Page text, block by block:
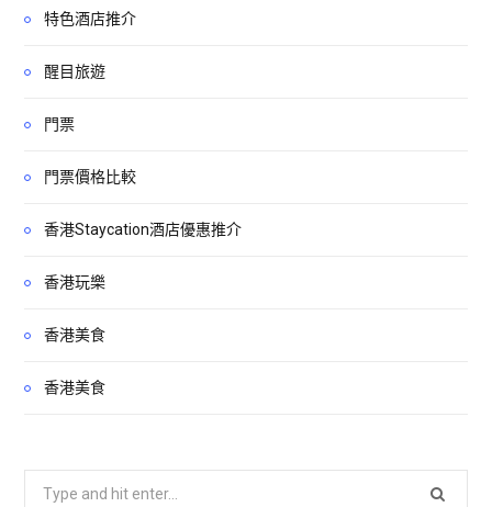
特色酒店推介
醒目旅遊
門票
門票價格比較
香港Staycation酒店優惠推介
香港玩樂
香港美食
香港美食